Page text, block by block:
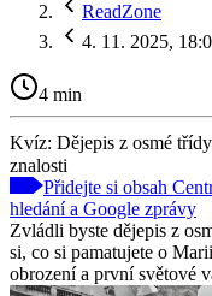
ReadZone
4. 11. 2025,
4 min
Kvíz: Dějepis z osmé
znalosti
Přidejte si obsah
hledání a Google zprávy
Zvládli byste dějepis z
si, co si pamatujete o
obrození a první světové